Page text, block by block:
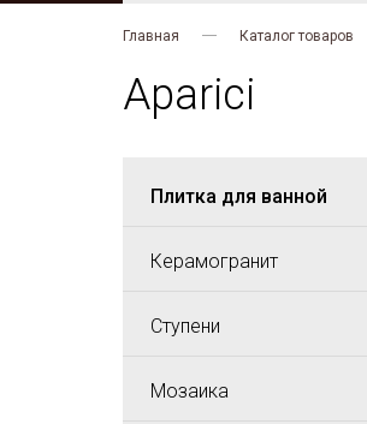
Главная Каталог товаров
Aparici
Плитка для ванной
Керамогранит
Ступени
Мозаика